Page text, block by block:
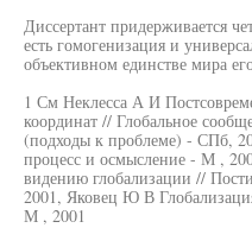
Диссертант придерживается
есть гомогенизация и
объективном единстве мира
1 См Неклесса А И
координат // Глобальное
(подходы к проблеме) - СПб,
процесс и осмысление - М ,
видению глобализации //
2001, Яковец Ю В
М , 2001